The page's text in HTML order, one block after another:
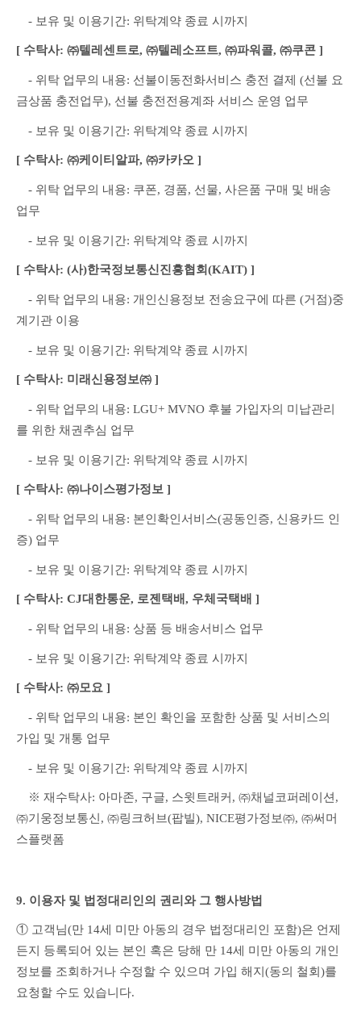
- 보유 및 이용기간: 위탁계약 종료 시까지
[ 수탁사: ㈜텔레센트로, ㈜텔레소프트, ㈜파워콜, ㈜쿠콘 ]
- 위탁 업무의 내용: 선불이동전화서비스 충전 결제 (선불 요
금상품 충전업무), 선불 충전전용계좌 서비스 운영 업무
- 보유 및 이용기간: 위탁계약 종료 시까지
[ 수탁사: ㈜케이티알파, ㈜카카오 ]
- 위탁 업무의 내용: 쿠폰, 경품, 선물, 사은품 구매 및 배송
업무
- 보유 및 이용기간: 위탁계약 종료 시까지
[ 수탁사: (사)한국정보통신진흥협회(KAIT) ]
- 위탁 업무의 내용: 개인신용정보 전송요구에 따른 (거점)중
계기관 이용
- 보유 및 이용기간: 위탁계약 종료 시까지
[ 수탁사: 미래신용정보㈜ ]
- 위탁 업무의 내용: LGU+ MVNO 후불 가입자의 미납관리
를 위한 채권추심 업무
- 보유 및 이용기간: 위탁계약 종료 시까지
[ 수탁사: ㈜나이스평가정보 ]
- 위탁 업무의 내용: 본인확인서비스(공동인증, 신용카드 인
증) 업무
- 보유 및 이용기간: 위탁계약 종료 시까지
[ 수탁사: CJ대한통운, 로젠택배, 우체국택배 ]
- 위탁 업무의 내용: 상품 등 배송서비스 업무
- 보유 및 이용기간: 위탁계약 종료 시까지
[ 수탁사: ㈜모요 ]
- 위탁 업무의 내용: 본인 확인을 포함한 상품 및 서비스의
가입 및 개통 업무
- 보유 및 이용기간: 위탁계약 종료 시까지
※ 재수탁사: 아마존, 구글, 스윗트래커, ㈜채널코퍼레이션,
㈜기웅정보통신, ㈜링크허브(팝빌), NICE평가정보㈜, ㈜써머
스플랫폼
9. 이용자 및 법정대리인의 권리와 그 행사방법
① 고객님(만 14세 미만 아동의 경우 법정대리인 포함)은 언제
든지 등록되어 있는 본인 혹은 당해 만 14세 미만 아동의 개인
정보를 조회하거나 수정할 수 있으며 가입 해지(동의 철회)를
요청할 수도 있습니다.